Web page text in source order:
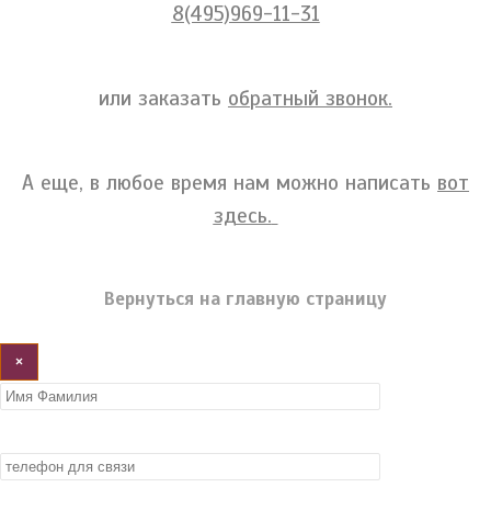
8(495)969-11-31
или заказать обратный звонок.
А еще, в любое время нам можно написать вот
здесь.
Вернуться на главную страницу
×